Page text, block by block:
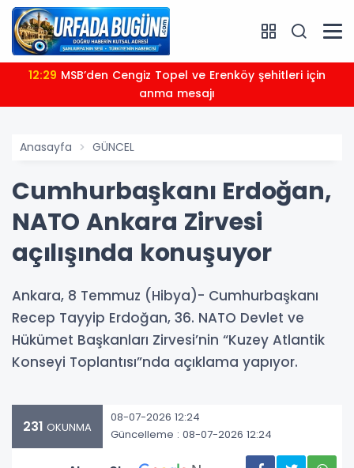
12:29
anma mesajı
Anasayfa GÜNCEL
Cumhurbaşkanı Erdoğan,
NATO Ankara Zirvesi
açılışında konuşuyor
Ankara, 8 Temmuz (Hibya)- Cumhurbaşkanı
Recep Tayyip Erdoğan, 36. NATO Devlet ve
Hükümet Başkanları Zirvesi’nin “Kuzey Atlantik
Konseyi Toplantısı”nda açıklama yapıyor.
231 OKUNMA
08-07-2026 12:24
Güncelleme : 08-07-2026 12:24